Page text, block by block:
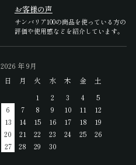
お客様の声
サンバリア100の商品を使っている方の
評価や使用感などを紹介しています。
2026 年 9月
日
月 火 水 木 金
土
1
2 3 4
5
6
7 8 9 10 11
12
13
14 15 16 17 18
19
20
21 22 23 24 25
26
27
28 29 30